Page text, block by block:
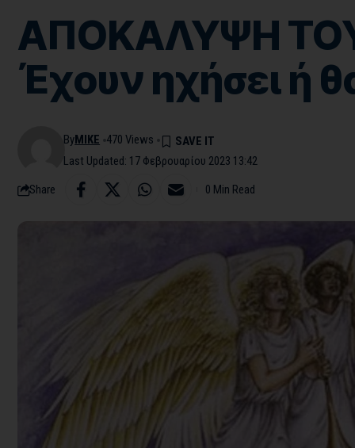
ΑΠΟΚΑΛΥΨΗ ΤΟΥ
Έχουν ηχήσει ή
Last Updated: 17 Φεβρουαρίου 2023 13:42
ByMIKE 470 Views
Share 0 Min Read